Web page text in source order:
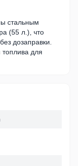
стальным
(55 л.), что
дозаправки.
для